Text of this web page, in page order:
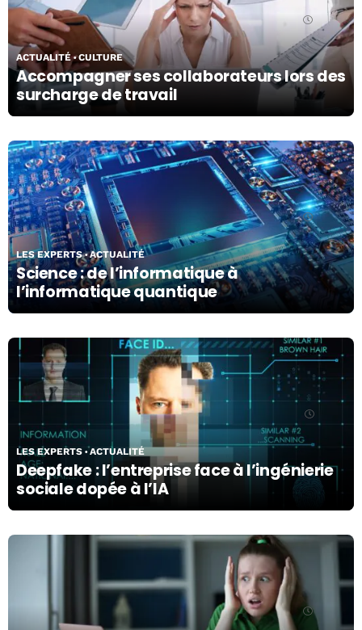
Accompagner ses collaborateurs lors des
surcharge de travail
ACTUALITÉ CULTURE
19/04/24
Science : de l’informatique à
l’informatique quantique
LES EXPERTS ACTUALITÉ
18/04/24
Deepfake : l’entreprise face à l’ingénierie
sociale dopée à l’IA
LES EXPERTS ACTUALITÉ
15/04/24